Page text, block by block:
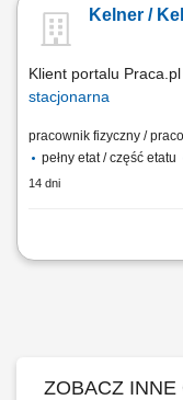
udzielanie informacji o
Współpraca z kuchnią i
Kelner /
Klient portalu Praca.pl
stacjonarna
pracownik fizyczny /
pełny etat / część etatu
14 dni
Kompleksowa obsługa
ZOBACZ INNE